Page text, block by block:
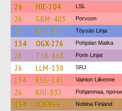
26 HIE-204 LSL
26 GBM-403 Porvoon
26 NBR-971 Töysän Linja
134 OGX-276 Pohjolan Matka
26 TSK-868 Porin Linjat
26 LLM-138 SRJ
134 RSG-145 Vainion Liikenne
26 KIU-837 Pohjanmaa,
134 JCX-966 Nobina Finland